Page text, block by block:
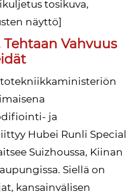
tosikuva,
näyttö]
Vahvuus
ja
Hubei Runli Special
Suizhoussa, Kiinan
Siellä on
kansainvälisen